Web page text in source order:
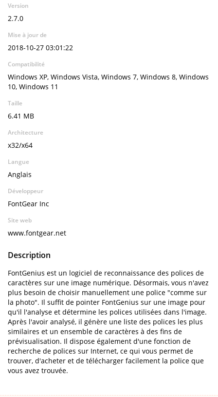
Version
2.7.0
Mise à jour de
2018-10-27 03:01:22
Compatibilité
Windows XP, Windows Vista, Windows 7, Windows 8, Windows
10, Windows 11
Taille
6.41 MB
Architecture
x32/x64
Langue
Anglais
Développeur
FontGear Inc
Site web
www.fontgear.net
Description
FontGenius est un logiciel de reconnaissance des polices de
caractères sur une image numérique. Désormais, vous n'avez
plus besoin de choisir manuellement une police "comme sur
la photo". Il suffit de pointer FontGenius sur une image pour
qu'il l'analyse et détermine les polices utilisées dans l'image.
Après l'avoir analysé, il génère une liste des polices les plus
similaires et un ensemble de caractères à des fins de
prévisualisation. Il dispose également d'une fonction de
recherche de polices sur Internet, ce qui vous permet de
trouver, d'acheter et de télécharger facilement la police que
vous avez trouvée.